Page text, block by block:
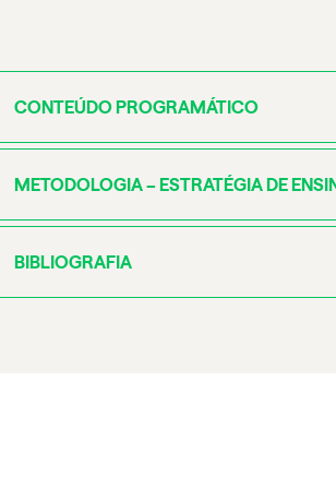
CONTEÚDO PROGRAMÁTICO
METODOLOGIA – ESTRATÉGIA DE
BIBLIOGRAFIA